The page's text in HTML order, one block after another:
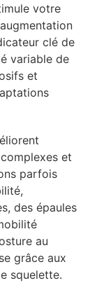
votre
clé de
variable de
et
et
parfois
des épaules
au
grâce aux
squelette.